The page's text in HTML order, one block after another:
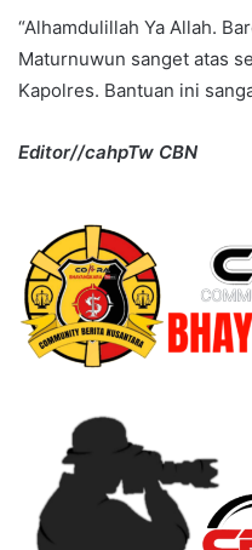
“Alhamdulillah Ya Allah.
Maturnuwun sanget atas
Kapolres. Bantuan ini
Editor//cahpTw CBN